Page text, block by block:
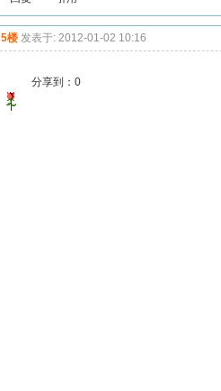
5楼 发表于: 2012-01-02 10:16
分享到： 0